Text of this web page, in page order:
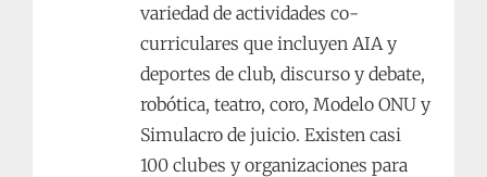
variedad de actividades co-
curriculares que incluyen AIA y
deportes de club, discurso y debate,
robótica, teatro, coro, Modelo ONU y
Simulacro de juicio. Existen casi
100 clubes y organizaciones para